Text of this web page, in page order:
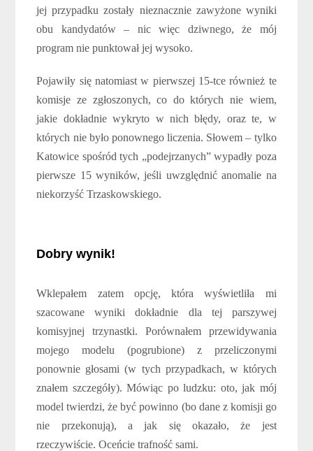
jej przypadku zostały nieznacznie zawyżone wyniki
obu kandydatów – nic więc dziwnego, że mój
program nie punktował jej wysoko.
Pojawiły się natomiast w pierwszej 15-tce również te
komisje ze zgłoszonych, co do których nie wiem,
jakie dokładnie wykryto w nich błędy, oraz te, w
których nie było ponownego liczenia. Słowem – tylko
Katowice spośród tych „podejrzanych” wypadły poza
pierwsze 15 wyników, jeśli uwzględnić anomalie na
niekorzyść Trzaskowskiego.
Dobry wynik!
Wklepałem zatem opcję, która wyświetliła mi
szacowane wyniki dokładnie dla tej parszywej
komisyjnej trzynastki. Porównałem przewidywania
mojego modelu (pogrubione) z przeliczonymi
ponownie głosami (w tych przypadkach, w których
znałem szczegóły). Mówiąc po ludzku: oto, jak mój
model twierdzi, że być powinno (bo dane z komisji go
nie przekonują), a jak się okazało, że jest
rzeczywiście. Oceńcie trafność sami.